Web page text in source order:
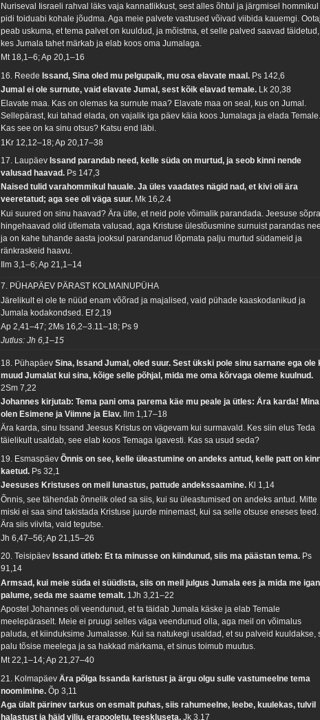
Nuriseval Iisraeli rahval läks vaja kannatlikkust, sest alles õhtul ja järgmisel hommikul
pidi toiduabi kohale jõudma. Aga meie palvete vastused võivad viibida kauemgi.
peab uskuma, et tema palvet on kuuldud, ja mõistma, et selle palved saavad täidetud,
kes Jumala tahet märkab ja elab koos oma Jumalaga.
Mt 18,1–6; Ap 20,1–16
16. ReedeIssand, Sina oled mu pelgupaik, mu osa elavate maal. Ps 142,6
Jumal ei ole surnute, vaid elavate Jumal, sest kõik elavad temale. Lk 20,38
Elavate maa. Kas on olemas ka surnute maa? Elavate maa on seal, kus on Jumal.
Sellepärast, kui tahad elada, on vajalik iga päev käia koos Jumalaga ja elada Temale.
Kas see on ka sinu otsus? Katsu end läbi.
1Kr 12,12–18; Ap 20,17–38
17. Laupäev Issand parandab need, kelle süda on murtud, ja seob kinni nende
valusad haavad. Ps 147,3
Naised tulid varahommikul hauale. Ja üles vaadates nägid nad, et kivi oli ära
veeretatud; aga see oli väga suur. Mk 16,2.4
Kui suured on sinu haavad? Ära ütle, et neid pole võimalik parandada. Jeesuse
hingehaavad olid ütlemata valusad, aga Kristuse ülestõusmine surnuist parandas
ja on kahe tuhande aasta jooksul parandanud lõpmata palju murtud südameid ja
ränkraskeid haavu.
Ilm 3,1–6; Ap 21,1–14
7. PÜHAPÄEV PÄRAST KOLMAINUPÜHA
Järelikult ei ole te nüüd enam võõrad ja majalised, vaid pühade kaaskodanikud ja
Jumala kodakondsed. Ef 2,19
Ap 2,41–47; 2Ms 16,2–3.11–18; Ps 9
Jutlus: Jh 6,1–15
18. PühapäevSina, Issand Jumal, oled suur. Sest ükski pole sinu sarnane ega ole
muud Jumalat kui sina, kõige selle põhjal, mida me oma kõrvaga oleme kuulnud.
2Sm 7,22
Johannes kirjutab: Tema pani oma parema käe mu peale ja ütles: Ära karda! Mina
olen Esimene ja Viimne ja Elav.
Ilm 1,17–18
Ära karda, sinu Issand Jeesus Kristus on vägevam kui surmavald. Kes siin elus Teda
täielikult usaldab, see elab koos Temaga igavesti. Kas sa usud seda?
19. EsmaspäevÕnnis on see, kelle üleastumine on andeks antud, kelle patt on
kaetud. Ps 32,1
Jeesuses Kristuses on meil lunastus, pattude andekssaamine. Kl 1,14
Õnnis, see tähendab õnnelik oled sa siis, kui su üleastumised on andeks antud. Mitte
miski ei saa sind takistada Kristuse juurde minemast, kui sa selle otsuse eneses teed.
Ära siis viivita, vaid tegutse.
Jh 6,47–56; Ap 21,15–26
20. Teisipäev Issand ütleb: Et ta minusse on kiindunud, siis ma päästan tema. Ps
91,14
Armsad, kui meie süda ei süüdista, siis on meil julgus Jumala ees ja mida me
palume, seda me saame temalt. 1Jh 3,21–22
Apostel Johannes oli veendunud, et ta täidab Jumala käske ja elab Temale
meelepäraselt. Meie ei pruugi selles väga veendunud olla, aga meil on võimalus
paluda, et kiinduksime Jumalasse. Kui sa natukegi usaldad, et su palveid kuuldakse,
palu tõsise meelega ja sa hakkad märkama, et sinus toimub muutus.
Mt 22,1–14; Ap 21,27–40
21. KolmapäevÄra põlga Issanda karistust ja ärgu olgu sulle vastumeelne tema
noomimine.Õp 3,11
Aga ülalt pärinev tarkus on esmalt puhas, siis rahumeelne, leebe, kuulekas, tulvil
halastust ja häid vilju, erapooletu, teeskluseta.Jk 3,17